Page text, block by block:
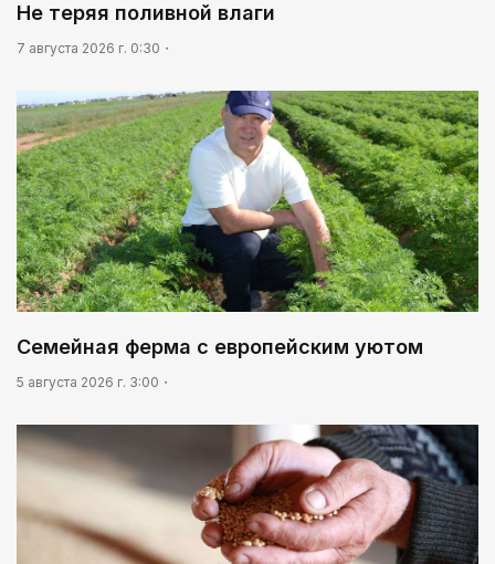
Не теряя поливной влаги
7 августа 2026 г. 0:30
Семейная ферма с европейским уютом
5 августа 2026 г. 3:00